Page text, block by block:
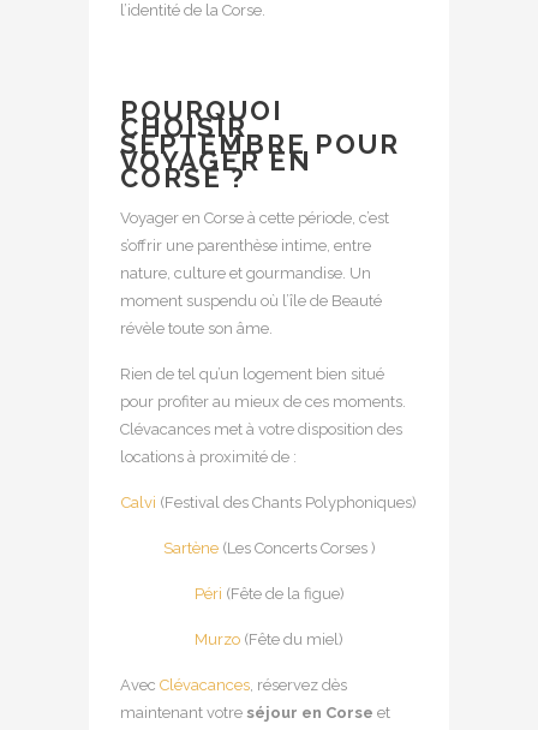
l’identité de la Corse.
POURQUOI
CHOISIR
SEPTEMBRE POUR
VOYAGER EN
CORSE ?
Voyager en Corse à cette période, c’est
s’offrir une parenthèse intime, entre
nature, culture et gourmandise. Un
moment suspendu où l’île de Beauté
révèle toute son âme.
Rien de tel qu’un logement bien situé
pour profiter au mieux de ces moments.
Clévacances met à votre disposition des
locations à proximité de :
Calvi (Festival des Chants Polyphoniques)
Sartène(Les Concerts Corses )
Péri (Fête de la figue)
Murzo (Fête du miel)
Avec Clévacances, réservez dès
maintenant votre séjour en Corse et